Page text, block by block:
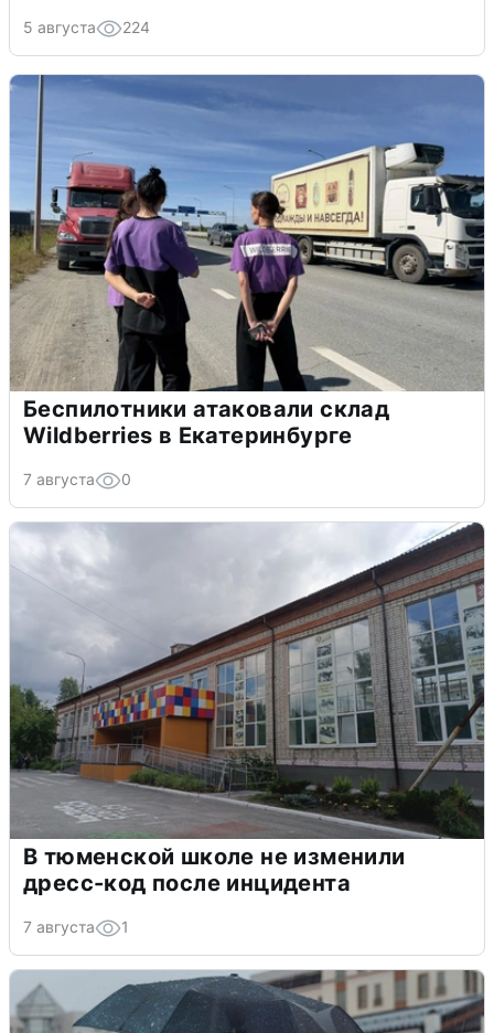
5 августа 224
Беспилотники атаковали склад
Wildberries в Екатеринбурге
7 августа 0
В тюменской школе не изменили
дресс-код после инцидента
7 августа 1